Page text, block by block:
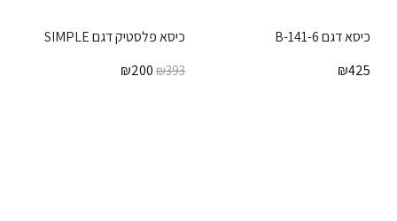
כיסא דגם 141-6-B
₪425
כיסא פלסטיק דגם SIMPLE
₪393
₪200